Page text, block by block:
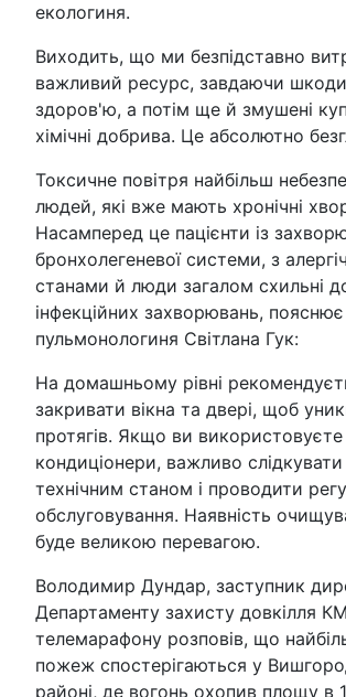
екологиня.
Виходить, що ми безпідставно
важливий ресурс, завдаючи
здоров'ю, а потім ще й змушені
хімічні добрива. Це абсолютно
Токсичне повітря найбільш
людей, які вже мають хронічні
Насамперед це пацієнти із
бронхолегеневої системи, з
станами й люди загалом схильні
інфекційних захворювань, пояснює
пульмонологиня Світлана Гук:
На домашньому рівні
закривати вікна та двері, щоб
протягів. Якщо ви використовуєте
кондиціонери, важливо слідкувати
технічним станом і проводити
обслуговування. Наявність
буде великою перевагою.
Володимир Дундар, заступник
Департаменту захисту довкілля
телемарафону розповів, що
пожеж спостерігаються у
районі, де вогонь охопив площу в